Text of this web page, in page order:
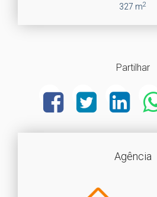
327 m2
Partilhar
Agência